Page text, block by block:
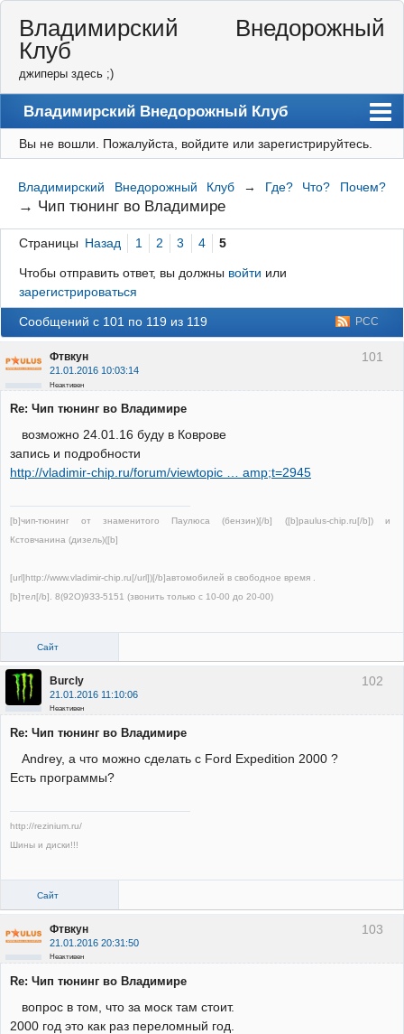
Владимирский Внедорожный
Клуб
джиперы здесь ;)
Владимирский Внедорожный Клуб
Форум
Правила
Регистрация
Вход
Вы не вошли. Пожалуйста, войдите или зарегистрируйтесь.
Владимирский Внедорожный Клуб → Где? Что? Почем?
→ Чип тюнинг во Владимире
Страницы Назад 1 2 3 4 5
Чтобы отправить ответ, вы должны войти или
зарегистрироваться
РСС
Сообщений с 101 по 119 из 119
101
Фтвкун
21.01.2016 10:03:14
Неактивен
Re: Чип тюнинг во Владимире
возможно 24.01.16 буду в Коврове
запись и подробности
http://vladimir-chip.ru/forum/viewtopic … amp;t=2945
[b]чип-тюнинг от знаменитого Паулюса (бензин)[/b] ([b]paulus-chip.ru[/b]) и
Кстовчанина (дизель)([b]
[url]http://www.vladimir-chip.ru[/url])[/b]автомобилей в свободное время .
[b]тел[/b]. 8(92О)9ЗЗ-5151 (звонить только с 10-00 до 20-00)
Сайт
102
Burcly
21.01.2016 11:10:06
Неактивен
Re: Чип тюнинг во Владимире
Andrey, а что можно сделать с Ford Expedition 2000 ?
Есть программы?
http://rezinium.ru/
Шины и диски!!!
Сайт
103
Фтвкун
21.01.2016 20:31:50
Неактивен
Re: Чип тюнинг во Владимире
вопрос в том, что за моск там стоит.
2000 год это как раз переломный год.